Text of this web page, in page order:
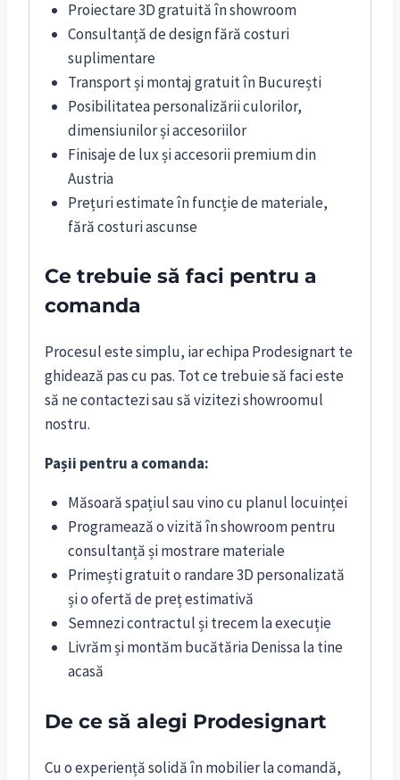
Proiectare 3D gratuită în showroom
Consultanță de design fără costuri
suplimentare
Transport și montaj gratuit în București
Posibilitatea personalizării culorilor,
dimensiunilor și accesoriilor
Finisaje de lux și accesorii premium din
Austria
Prețuri estimate în funcție de materiale,
fără costuri ascunse
Ce trebuie să faci pentru a
comanda
Procesul este simplu, iar echipa Prodesignart te
ghidează pas cu pas. Tot ce trebuie să faci este
să ne contactezi sau să vizitezi showroomul
nostru.
Pașii pentru a comanda:
Măsoară spațiul sau vino cu planul locuinței
Programează o vizită în showroom pentru
consultanță și mostrare materiale
Primești gratuit o randare 3D personalizată
și o ofertă de preț estimativă
Semnezi contractul și trecem la execuție
Livrăm și montăm bucătăria Denissa la tine
acasă
De ce să alegi Prodesignart
Cu o experiență solidă în mobilier la comandă,